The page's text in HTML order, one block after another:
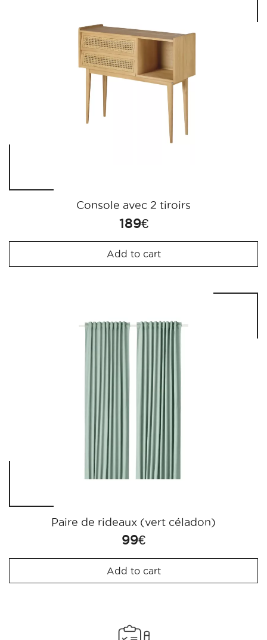
Console avec 2 tiroirs
189€
Add to cart
Paire de rideaux (vert céladon)
99€
Add to cart